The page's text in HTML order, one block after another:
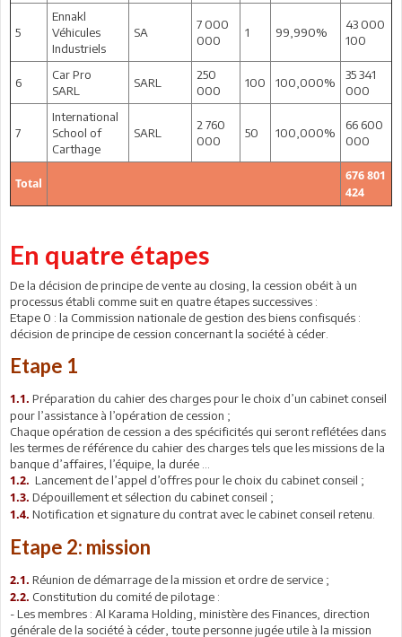
5
Ennakl
Véhicules
Industriels
SA
7 000
000
1 99,990%
43 000
100
6
Car Pro
SARL
SARL
250
000
100 100,000%
35 341
000
7
International
School of
Carthage
SARL
2 760
000
50 100,000%
66 600
000
Total
676 801
424
En quatre étapes
De la décision de principe de vente au closing, la cession obéit à un
processus établi comme suit en quatre étapes successives :
Etape 0 : la Commission nationale de gestion des biens confisqués :
décision de principe de cession concernant la société à céder.
Etape 1
1.1. Préparation du cahier des charges pour le choix d’un cabinet conseil
pour l’assistance à l’opération de cession ;
Chaque opération de cession a des spécificités qui seront reflétées dans
les termes de référence du cahier des charges tels que les missions de la
banque d’affaires, l’équipe, la durée …
1.2. Lancement de l’appel d’offres pour le choix du cabinet conseil ;
1.3. Dépouillement et sélection du cabinet conseil ;
1.4. Notification et signature du contrat avec le cabinet conseil retenu.
Etape 2: mission
2.1. Réunion de démarrage de la mission et ordre de service ;
2.2. Constitution du comité de pilotage :
- Les membres : Al Karama Holding, ministère des Finances, direction
générale de la société à céder, toute personne jugée utile à la mission